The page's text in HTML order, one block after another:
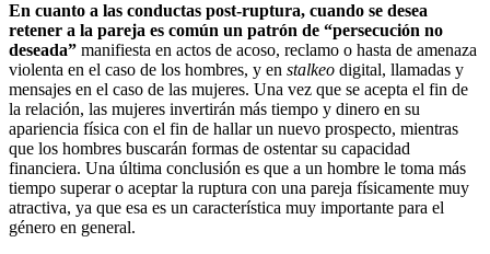
En cuanto a las conductas post-ruptura, cuando se desea
retener a la pareja es común un patrón de “persecución no
deseada” manifiesta en actos de acoso, reclamo o hasta de amenaza
violenta en el caso de los hombres, y en stalkeo digital, llamadas y
mensajes en el caso de las mujeres. Una vez que se acepta el fin de
la relación, las mujeres invertirán más tiempo y dinero en su
apariencia física con el fin de hallar un nuevo prospecto, mientras
que los hombres buscarán formas de ostentar su capacidad
financiera. Una última conclusión es que a un hombre le toma más
tiempo superar o aceptar la ruptura con una pareja físicamente muy
atractiva, ya que esa es un característica muy importante para el
género en general.